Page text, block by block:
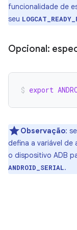
funcionalidade de
seu
Opcional:
export
Observação:
defina a variável de
o dispositivo ADB
ANDROID_SERIAL.